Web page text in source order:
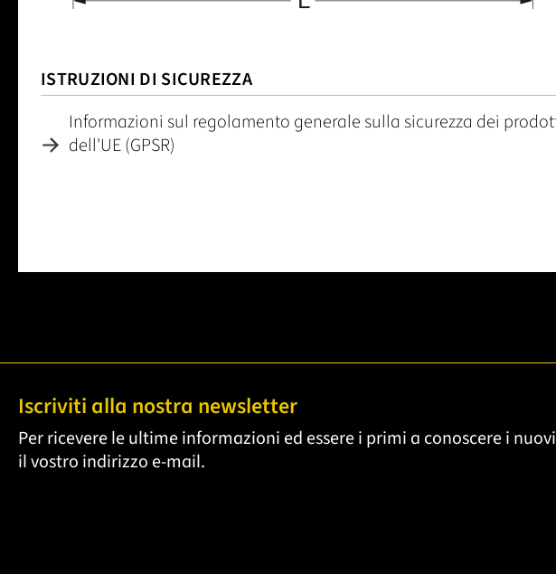
ISTRUZIONI DI SICUREZZA
Informazioni sul regolamento generale sulla sicurezza dei
dell'UE (GPSR)
Iscriviti alla nostra newsletter
Per ricevere le ultime informazioni ed essere i primi a conoscere i
il vostro indirizzo e-mail.